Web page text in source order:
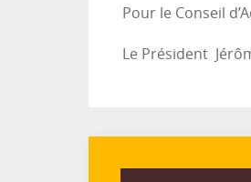
Pour le Conseil
Le Président